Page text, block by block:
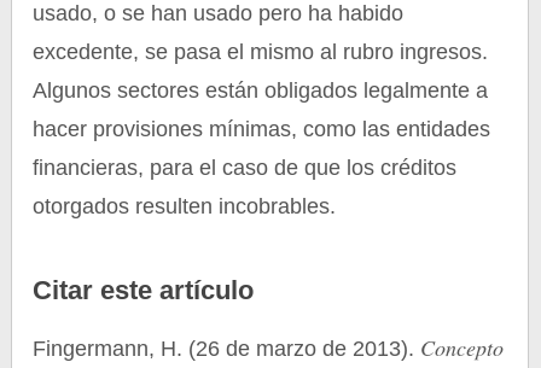
usado, o se han usado pero ha habido
excedente, se pasa el mismo al rubro ingresos.
Algunos sectores están obligados legalmente a
hacer provisiones mínimas, como las entidades
financieras, para el caso de que los créditos
otorgados resulten incobrables.
Citar este artículo
Fingermann, H. (26 de marzo de 2013). Concepto